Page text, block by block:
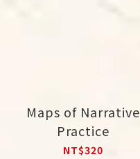
Maps of Narrative
Practice
NT$320